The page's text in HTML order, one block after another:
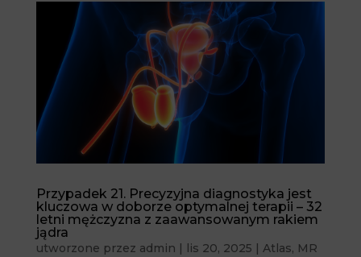
Przypadek 21. Precyzyjna diagnostyka jest
kluczowa w doborze optymalnej terapii – 32
letni mężczyzna z zaawansowanym rakiem
jądra
utworzone przez admin | lis 20, 2025 | Atlas, MR